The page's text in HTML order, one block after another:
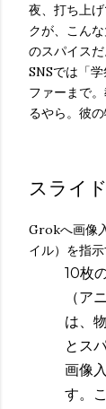
夜、打ち上
クが、こん
のスパイス
SNSでは「
ファーまで
るやら。彼
スライ
Grokへ画像
イル）を指示
10枚
（ア
は、
とス
画像
す。